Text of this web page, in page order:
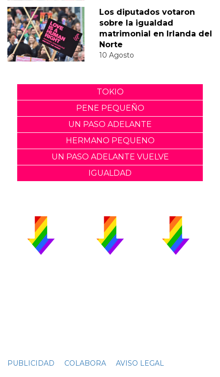
Los diputados votaron
sobre la igualdad
matrimonial en Irlanda del
Norte
10 Agosto
TOKIO
PENE PEQUEÑO
UN PASO ADELANTE
HERMANO PEQUENO
UN PASO ADELANTE VUELVE
IGUALDAD
PUBLICIDAD COLABORA
AVISO LEGAL